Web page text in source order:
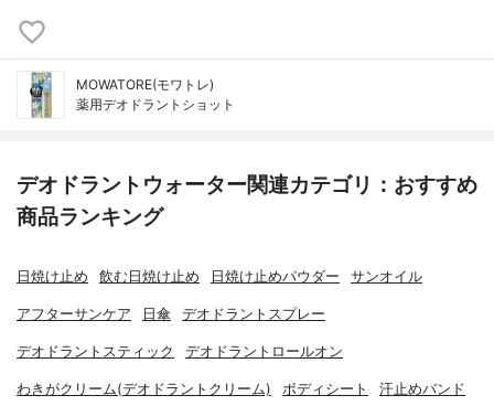
MOWATORE(モワトレ)
薬用デオドラントショット
デオドラントウォーター関連カテゴリ：おすすめ
商品ランキング
日焼け止め 飲む日焼け止め 日焼け止めパウダー サンオイル
アフターサンケア 日傘 デオドラントスプレー
デオドラントスティック デオドラントロールオン
わきがクリーム(デオドラントクリーム) ボディシート 汗止めバンド